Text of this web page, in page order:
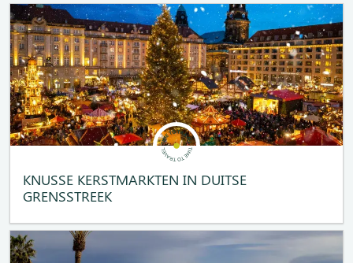
KNUSSE KERSTMARKTEN IN DUITSE
GRENSSTREEK